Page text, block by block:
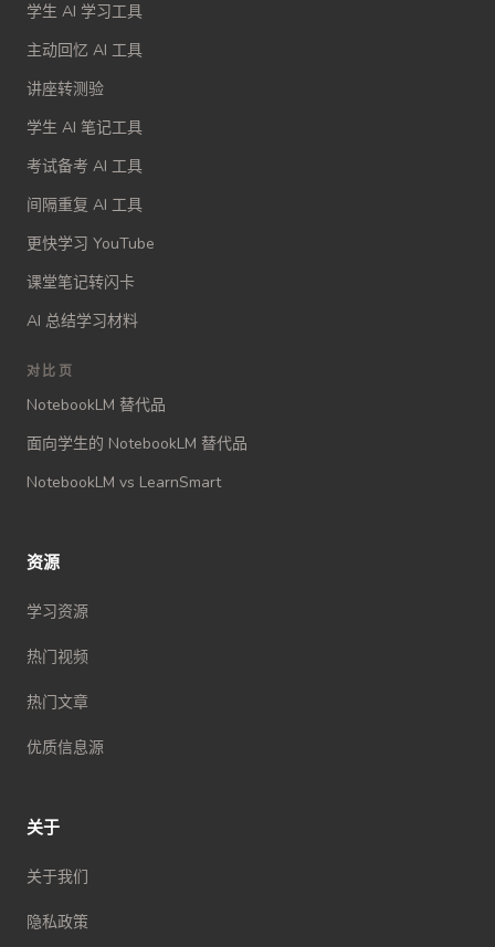
学生 AI 学习工具
主动回忆 AI 工具
讲座转测验
学生 AI 笔记工具
考试备考 AI 工具
间隔重复 AI 工具
更快学习 YouTube
课堂笔记转闪卡
AI 总结学习材料
对比页
NotebookLM 替代品
面向学生的 NotebookLM 替代品
NotebookLM vs LearnSmart
资源
学习资源
热门视频
热门文章
优质信息源
关于
关于我们
隐私政策